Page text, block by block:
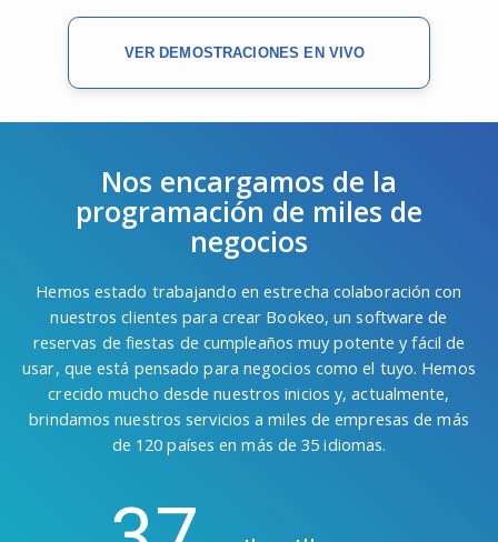
VER DEMOSTRACIONES EN VIVO
Nos encargamos de la
programación de miles de
negocios
Hemos estado trabajando en estrecha colaboración con
nuestros clientes para crear Bookeo, un software de
reservas de fiestas de cumpleaños muy potente y fácil de
usar, que está pensado para negocios como el tuyo. Hemos
crecido mucho desde nuestros inicios y, actualmente,
brindamos nuestros servicios a miles de empresas de más
de 120 países en más de 35 idiomas.